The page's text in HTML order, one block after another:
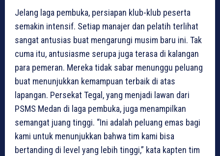
Jelang laga pembuka, persiapan klub-klub peserta
semakin intensif. Setiap manajer dan pelatih terlihat
sangat antusias buat mengarungi musim baru ini. Tak
cuma itu, antusiasme serupa juga terasa di kalangan
para pemeran. Mereka tidak sabar menunggu peluang
buat menunjukkan kemampuan terbaik di atas
lapangan. Persekat Tegal, yang menjadi lawan dari
PSMS Medan di laga pembuka, juga menampilkan
semangat juang tinggi. “Ini adalah peluang emas bagi
kami untuk menunjukkan bahwa tim kami bisa
bertanding di level yang lebih tinggi,” kata kapten tim